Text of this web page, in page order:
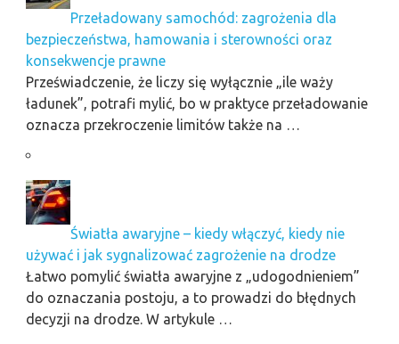
Przeładowany samochód: zagrożenia dla
bezpieczeństwa, hamowania i sterowności oraz
konsekwencje prawne
Przeświadczenie, że liczy się wyłącznie „ile waży
ładunek”, potrafi mylić, bo w praktyce przeładowanie
oznacza przekroczenie limitów także na …
Światła awaryjne – kiedy włączyć, kiedy nie
używać i jak sygnalizować zagrożenie na drodze
Łatwo pomylić światła awaryjne z „udogodnieniem”
do oznaczania postoju, a to prowadzi do błędnych
decyzji na drodze. W artykule …